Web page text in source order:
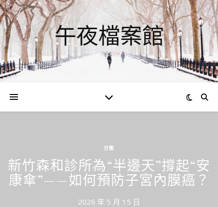
午夜檔案館
分數
新竹森和診所為“半邊天”撐起“安
康傘”——如何預防子宮內膜癌？
2026 年 5 月 15 日